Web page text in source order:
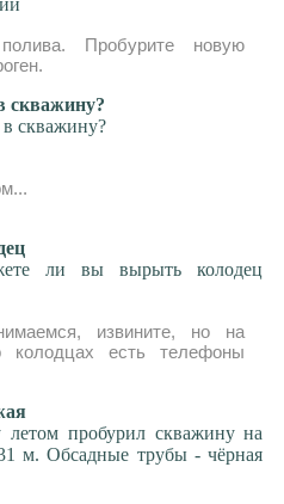
Пробурите новую
скважину?
скважину?
ли вы вырыть колодец
извините, но на
колодцах есть телефоны
летом пробурил скважину на
м. Обсадные трубы - чёрная